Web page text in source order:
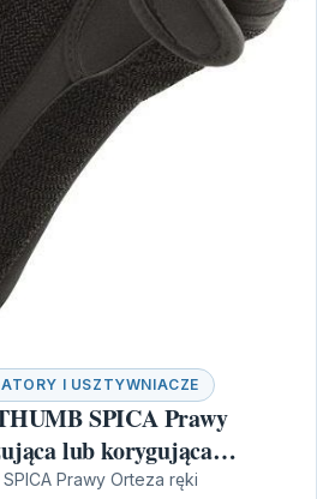
I USZTYWNIACZE
SPICA Prawy
lub korygująca
Prawy Orteza ręki